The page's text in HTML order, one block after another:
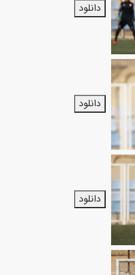
دانلود
دانلود
دانلود